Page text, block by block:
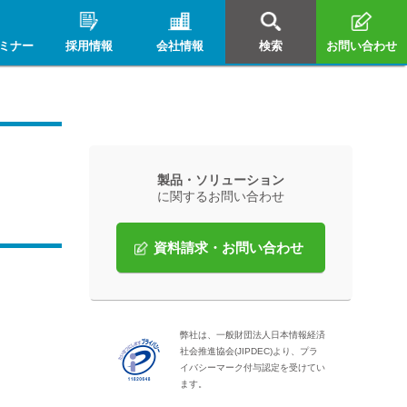
ナー 採用情報 会社情報 検索 お問い合わせ
製品・ソリューション
に関するお問い合わせ
資料請求・お問い合わせ
弊社は、一般財団法人日本情報経済
社会推進協会(JIPDEC)より、プラ
イバシーマーク付与認定を受けてい
ます。